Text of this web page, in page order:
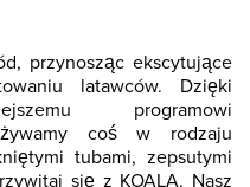
przynosząc ekscytujące
latawców. Dzięki
programowi
coś w rodzaju
tubami, zepsutymi
się z KOALA. Nasz